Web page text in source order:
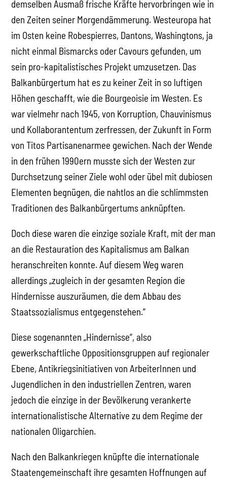
demselben Ausmaß frische Kräfte hervorbringen wie in
den Zeiten seiner Morgendämmerung. Westeuropa hat
im Osten keine Robespierres, Dantons, Washingtons, ja
nicht einmal Bismarcks oder Cavours gefunden, um
sein pro-kapitalistisches Projekt umzusetzen. Das
Balkanbürgertum hat es zu keiner Zeit in so luftigen
Höhen geschafft, wie die Bourgeoisie im Westen. Es
war vielmehr nach 1945, von Korruption, Chauvinismus
und Kollaborantentum zerfressen, der Zukunft in Form
von Titos Partisanenarmee gewichen. Nach der Wende
in den frühen 1990ern musste sich der Westen zur
Durchsetzung seiner Ziele wohl oder übel mit dubiosen
Elementen begnügen, die nahtlos an die schlimmsten
Traditionen des Balkanbürgertums anknüpften.
Doch diese waren die einzige soziale Kraft, mit der man
an die Restauration des Kapitalismus am Balkan
heranschreiten konnte. Auf diesem Weg waren
allerdings „zugleich in der gesamten Region die
Hindernisse auszuräumen, die dem Abbau des
Staatssozialismus entgegenstehen.“
Diese sogenannten „Hindernisse“, also
gewerkschaftliche Oppositionsgruppen auf regionaler
Ebene, Antikriegsinitiativen von ArbeiterInnen und
Jugendlichen in den industriellen Zentren, waren
jedoch die einzige in der Bevölkerung verankerte
internationalistische Alternative zu dem Regime der
nationalen Oligarchien.
Nach den Balkankriegen knüpfte die internationale
Staatengemeinschaft ihre gesamten Hoffnungen auf